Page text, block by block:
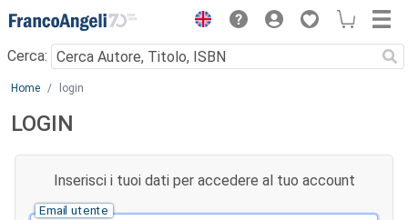
Menu
Cerca:
Main content
Home login
LOGIN
Inserisci i tuoi dati per accedere al tuo account
Email utente